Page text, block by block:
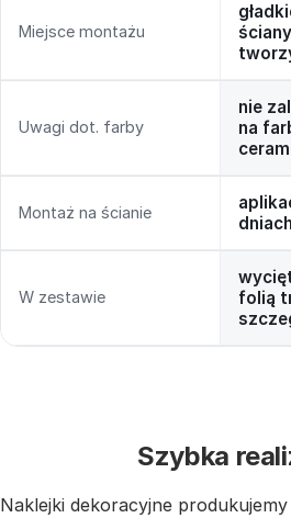
Miejsce montażu
Uwagi dot. farby
nie
na
Montaż na ścianie
W zestawie
folią
Szybka
Naklejki dekoracyjne